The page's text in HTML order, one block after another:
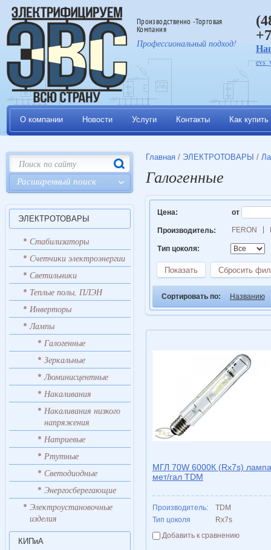
Производственно -Торговая
Компания
Профессиональный подход!
О компании Новости Услуги Контакты Как купить
Расширенный поиск
ЭЛЕКТРОТОВАРЫ
Стабилизаторы
Счетчики электроэнергии
Светильники
Теплые полы, ПЛЭН
Инверторы
Лампы
Галогенные
Зеркальные
Люминисцентные
Накаливания
Накаливания низкого
напряжения
Натриевые
Ртутные
Светодиодные
Энергосберегающие
Электроустановочные
изделия
КИПиА
Главная/ ЭЛЕКТРОТОВАРЫ /
Галогенные
Цена: от
Производитель: FERON
Тип цоколя:
Показать Сбросить
Сортировать по: Названию
МГЛ 70W 6000К (Rx7s) лампа
мет/гал TDM
Производитель:
TDM
Тип цоколя
Rx7s
Добавить к сравнению